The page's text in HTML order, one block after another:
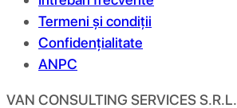
Termeni și condiții
Confidențialitate
ANPC
VAN CONSULTING SERVICES S.R.L.